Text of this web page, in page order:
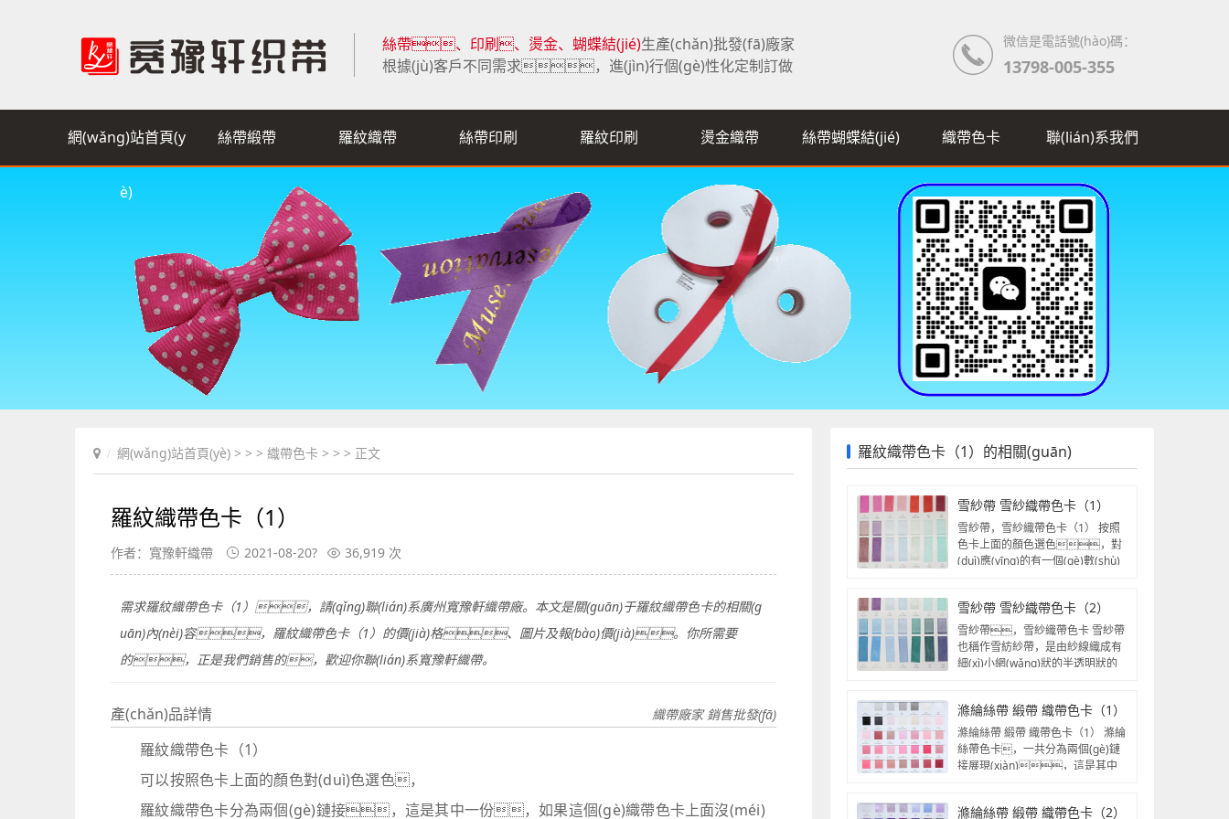
微信是電話號(hào)碼：
13798-005-355
絲帶、印刷、燙金、蝴蝶結(jié)生產(chǎn)批發(fā)廠家
根據(jù)客戶不同需求，進(jìn)行個(gè)性化定制訂做
網(wǎng)站首頁(y
è)
絲帶緞帶 羅紋織帶 絲帶印刷 羅紋印刷 燙金織帶 絲帶蝴蝶結(jié) 織帶色卡 聯(lián)系我們
網(wǎng)站首頁(yè) > > > 織帶色卡 > > > 正文
羅紋織帶色卡（1）
作者：寬豫軒織帶 2021-08-20? 36,919 次
需求羅紋織帶色卡（1），請(qǐng)聯(lián)系廣州寬豫軒織帶廠。本文是關(guān)于羅紋織帶色卡的相關(g
uān)內(nèi)容，羅紋織帶色卡（1）的價(jià)格、圖片及報(bào)價(jià)。你所需要
的，正是我們銷售的，歡迎你聯(lián)系寬豫軒織帶。
產(chǎn)品詳情 織帶廠家 銷售批發(fā)
羅紋織帶色卡（1）
可以按照色卡上面的顏色對(duì)色選色，
羅紋織帶色卡分為兩個(gè)鏈接，這是其中一份，如果這個(gè)織帶色卡上面沒(méi)
羅紋織帶色卡（1）的相關(guān)
雪紗帶 雪紗織帶色卡（1）
雪紗帶，雪紗織帶色卡（1） 按照
色卡上面的顏色選色，對
(duì)應(yīng)的有一個(gè)數(shù)
雪紗帶 雪紗織帶色卡（2）
雪紗帶，雪紗織帶色卡 雪紗帶
也稱作雪紡紗帶，是由紗線織成有
細(xì)小網(wǎng)狀的半透明狀的
滌綸絲帶 緞帶 織帶色卡（1）
滌綸絲帶 緞帶 織帶色卡（1） 滌綸
絲帶色卡，一共分為兩個(gè)鏈
接展現(xiàn)，這是其中
滌綸絲帶 緞帶 織帶色卡（2）